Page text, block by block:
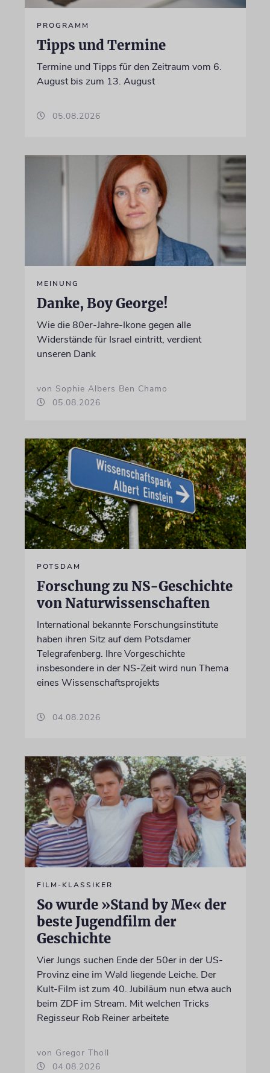
PROGRAMM
Tipps und Termine
Termine und Tipps für den Zeitraum vom 6.
August bis zum 13. August
05.08.2026
MEINUNG
Danke, Boy George!
Wie die 80er-Jahre-Ikone gegen alle
Widerstände für Israel eintritt, verdient
unseren Dank
von Sophie Albers Ben Chamo
05.08.2026
POTSDAM
Forschung zu NS-Geschichte
von Naturwissenschaften
International bekannte Forschungsinstitute
haben ihren Sitz auf dem Potsdamer
Telegrafenberg. Ihre Vorgeschichte
insbesondere in der NS-Zeit wird nun Thema
eines Wissenschaftsprojekts
04.08.2026
FILM-KLASSIKER
So wurde »Stand by Me« der
beste Jugendfilm der
Geschichte
Vier Jungs suchen Ende der 50er in der US-
Provinz eine im Wald liegende Leiche. Der
Kult-Film ist zum 40. Jubiläum nun etwa auch
beim ZDF im Stream. Mit welchen Tricks
Regisseur Rob Reiner arbeitete
von Gregor Tholl
04.08.2026